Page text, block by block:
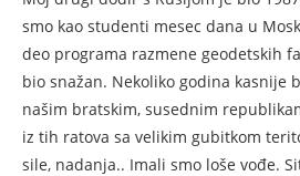
smo kao studenti mesec dana u
deo programa razmene geodetskih
bio snažan. Nekoliko godina kasnije
našim bratskim, susednim
iz tih ratova sa velikim gubitkom
sile, nadanja.. Imali smo loše vođe.